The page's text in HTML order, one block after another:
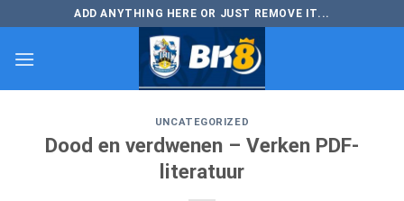
to
content
ADD ANYTHING HERE OR JUST REMOVE IT...
UNCATEGORIZED
Dood en verdwenen – Verken PDF-
literatuur